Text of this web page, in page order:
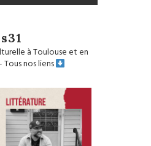
à Toulouse et en
Tous nos liens